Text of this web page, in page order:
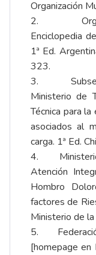
Organización
2.
Enciclopedia
1ª Ed.
323.
3.
Ministerio de
Técnica para
asociados al
carga. 1ª Ed.
4. Ministerio
Atención
Hombro
factores de
Ministerio de
5.
[homepage en